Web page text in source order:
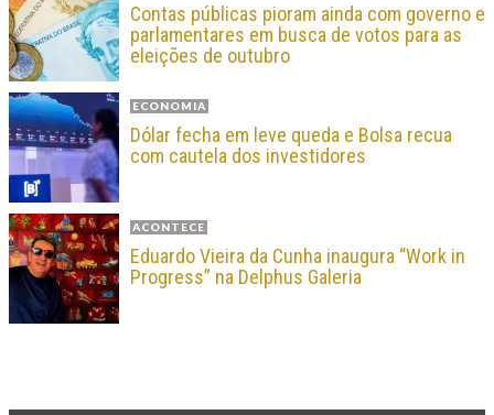
Contas públicas pioram ainda com governo e
parlamentares em busca de votos para as
eleições de outubro
ECONOMIA
Dólar fecha em leve queda e Bolsa recua
com cautela dos investidores
ACONTECE
Eduardo Vieira da Cunha inaugura “Work in
Progress” na Delphus Galeria